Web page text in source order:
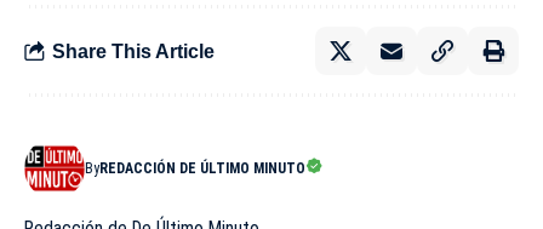
Share This Article
ByREDACCIÓN DE ÚLTIMO MINUTO